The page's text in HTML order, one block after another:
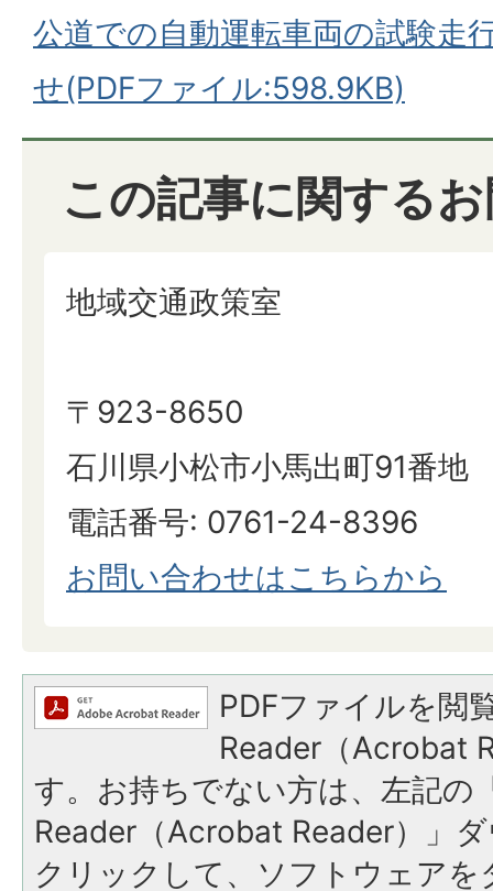
公道での自動運転車両の試験走
せ(PDFファイル:598.9KB)
この記事に関する
地域交通政策室
〒923-8650
石川県小松市小馬出町91番地
電話番号: 0761-24-8396
お問い合わせはこちらから
PDFファイルを閲
Reader（Acrobat
す。お持ちでない方は、左記の
Reader（Acrobat Reader）」
クリックして、ソフトウェア